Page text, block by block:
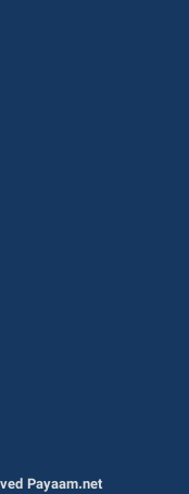
Copyright © 2023, All Rights Reserved Payaam.net